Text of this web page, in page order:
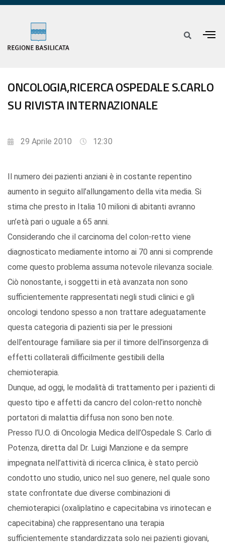
ONCOLOGIA,RICERCA OSPEDALE S.CARLO
SU RIVISTA INTERNAZIONALE
29 Aprile 2010 12:30
Il numero dei pazienti anziani è in costante repentino
aumento in seguito all’allungamento della vita media. Si
stima che presto in Italia 10 milioni di abitanti avranno
un’età pari o uguale a 65 anni.
Considerando che il carcinoma del colon-retto viene
diagnosticato mediamente intorno ai 70 anni si comprende
come questo problema assuma notevole rilevanza sociale.
Ciò nonostante, i soggetti in età avanzata non sono
sufficientemente rappresentati negli studi clinici e gli
oncologi tendono spesso a non trattare adeguatamente
questa categoria di pazienti sia per le pressioni
dell’entourage familiare sia per il timore dell’insorgenza di
effetti collaterali difficilmente gestibili della
chemioterapia.
Dunque, ad oggi, le modalità di trattamento per i pazienti di
questo tipo e affetti da cancro del colon-retto nonchè
portatori di malattia diffusa non sono ben note.
Presso l’U.O. di Oncologia Medica dell’Ospedale S. Carlo di
Potenza, diretta dal Dr. Luigi Manzione e da sempre
impegnata nell’attività di ricerca clinica, è stato perciò
condotto uno studio, unico nel suo genere, nel quale sono
state confrontate due diverse combinazioni di
chemioterapici (oxaliplatino e capecitabina vs irinotecan e
capecitabina) che rappresentano una terapia
sufficientemente standardizzata solo nei pazienti giovani,